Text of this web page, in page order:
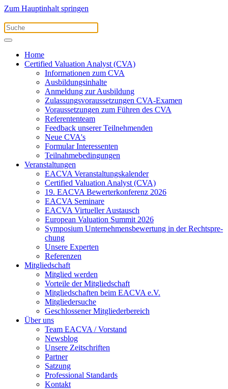
Zum Hauptinhalt springen
Home
Certified Valuation Analyst (CVA)
Informationen zum CVA
Ausbildungsinhalte
Anmeldung zur Ausbildung
Zulassungsvoraussetzungen CVA-Examen
Voraussetzungen zum Führen des CVA
Referententeam
Feedback unserer Teilnehmenden
Neue CVA's
Formular Interessenten
Teilnahmebedingungen
Veranstaltungen
EACVA Veranstaltungskalender
Certified Valuation Analyst (CVA)
19. EACVA Bewerterkonferenz 2026
EACVA Seminare
EACVA Virtueller Austausch
European Valuation Summit 2026
Symposium Unternehmens­bewertung in der Recht­spre­
chung
Unsere Experten
Referenzen
Mitgliedschaft
Mitglied werden
Vorteile der Mitgliedschaft
Mitgliedschaften beim EACVA e.V.
Mitgliedersuche
Geschlossener Mitgliederbereich
Über uns
Team EACVA / Vorstand
Newsblog
Unsere Zeitschriften
Partner
Satzung
Professional Standards
Kontakt